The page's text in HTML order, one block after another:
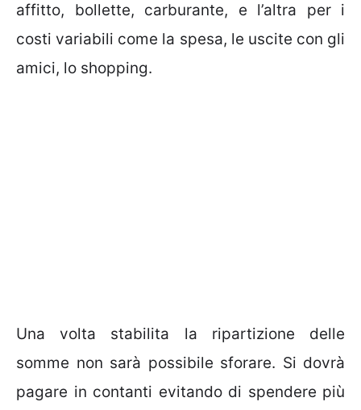
affitto, bollette, carburante, e l’altra per i
costi variabili come la spesa, le uscite con gli
amici, lo shopping.
Una volta stabilita la ripartizione delle
somme non sarà possibile sforare. Si dovrà
pagare in contanti evitando di spendere più